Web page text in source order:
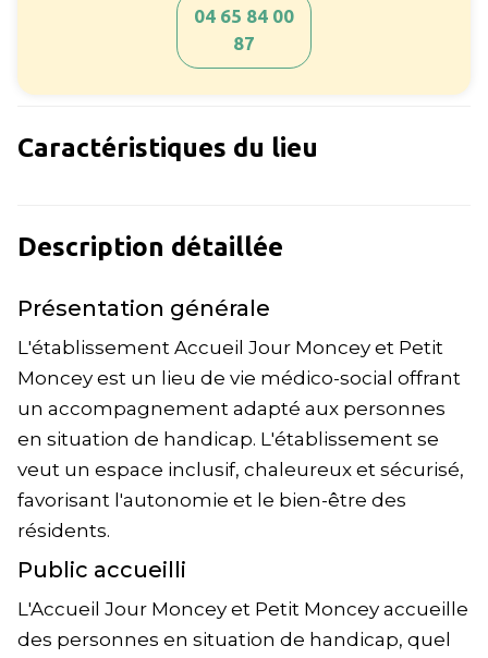
04 65 84 00
87
Caractéristiques du lieu
Description détaillée
Présentation générale
L'établissement Accueil Jour Moncey et Petit
Moncey est un lieu de vie médico-social offrant
un accompagnement adapté aux personnes
en situation de handicap. L'établissement se
veut un espace inclusif, chaleureux et sécurisé,
favorisant l'autonomie et le bien-être des
résidents.
Public accueilli
L'Accueil Jour Moncey et Petit Moncey accueille
des personnes en situation de handicap, quel